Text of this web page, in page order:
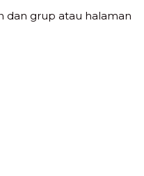
dan grup atau halaman